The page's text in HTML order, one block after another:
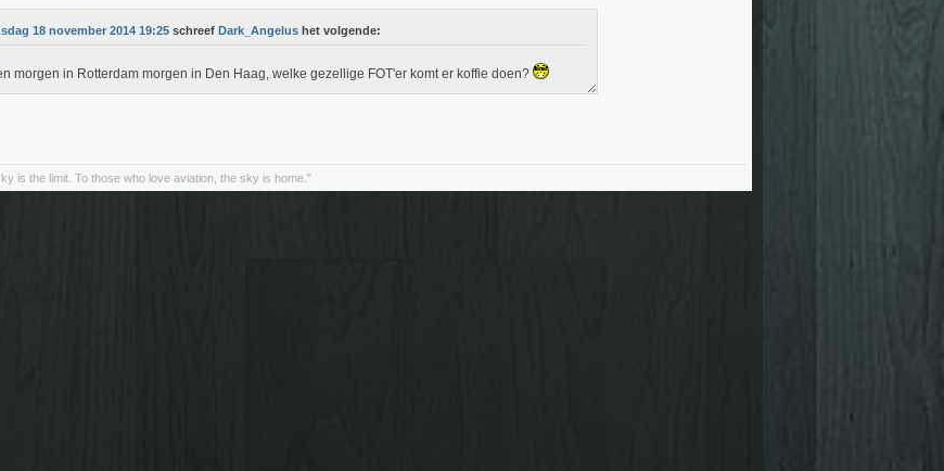
18 november 2014 19:25 schreef Dark_Angelus het volgende:
morgen in Rotterdam morgen in Den Haag, welke gezellige FOT'er komt er koffie doen?
is the limit. To those who love aviation, the sky is home."